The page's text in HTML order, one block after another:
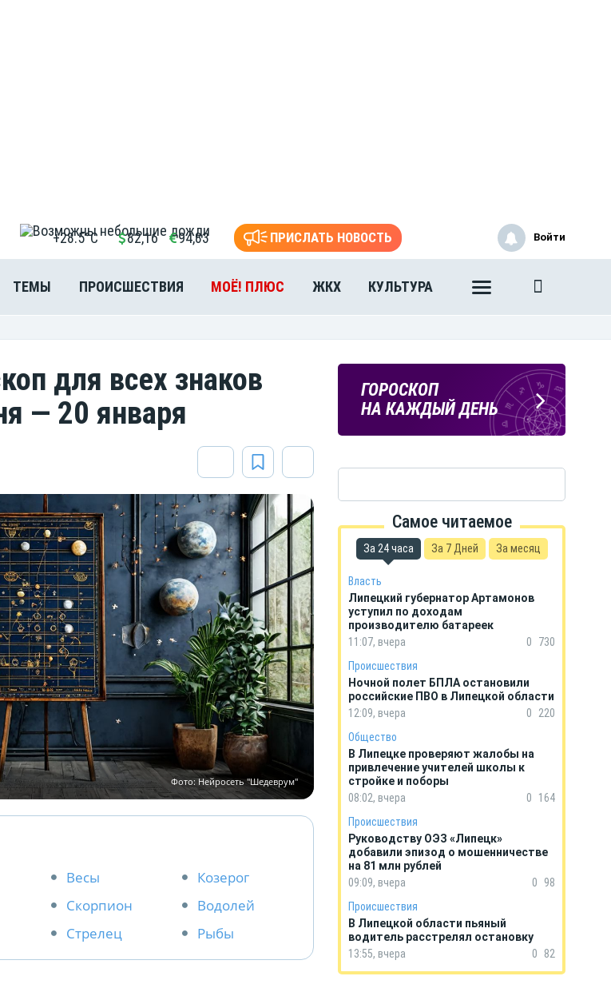
+28.5°C 82,16 94,83 ПРИСЛАТЬ НОВОСТЬ
ТЕМЫ ПРОИСШЕСТВИЯ МОЁ! ПЛЮС ЖКХ КУЛЬТУРА
Войти
для всех знаков
— 20 января
Фото: Нейросеть "Шедеврум"
Весы
Скорпион
Стрелец
Козерог
Водолей
Рыбы
ГОРОСКОП
НА КАЖДЫЙ ДЕНЬ
ЛИПЕЦКИЕ
РЕАЛИИ
Новости Липецка и области
ПОГОДА
В ЛИПЕЦКЕ
Самое читаемое
За 24 часа За 7 Дней За месяц
Власть
Липецкий губернатор Артамонов
уступил по доходам
производителю батареек
11:07, вчера
0
730
Происшествия
Ночной полет БПЛА остановили
российские ПВО в Липецкой области
12:09, вчера
0
220
Общество
В Липецке проверяют жалобы на
привлечение учителей школы к
стройке и поборы
08:02, вчера
0
164
Происшествия
Руководству ОЭЗ «Липецк»
добавили эпизод о мошенничестве
на 81 млн рублей
09:09, вчера
0
98
Происшествия
В Липецкой области пьяный
водитель расстрелял остановку
13:55, вчера
0 82